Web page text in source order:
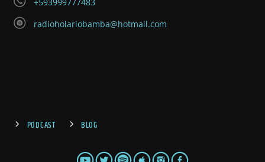
radioholariobamba@hotmail.com
PODCAST BLOG